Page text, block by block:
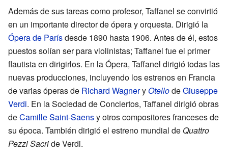
Además de sus tareas como profesor, Taffanel se convirtió
en un importante director de ópera y orquesta. Dirigió la
Ópera de Parísdesde 1890 hasta 1906. Antes de él, estos
puestos solían ser para violinistas; Taffanel fue el primer
flautista en dirigirlos. En la Ópera, Taffanel dirigió todas las
nuevas producciones, incluyendo los estrenos en Francia
de varias óperas de Richard WagneryOtellodeGiuseppe
Verdi. En la Sociedad de Conciertos, Taffanel dirigió obras
deCamille Saint-Saensy otros compositores franceses de
su época. También dirigió el estreno mundial de Quattro
Pezzi Sacride Verdi.